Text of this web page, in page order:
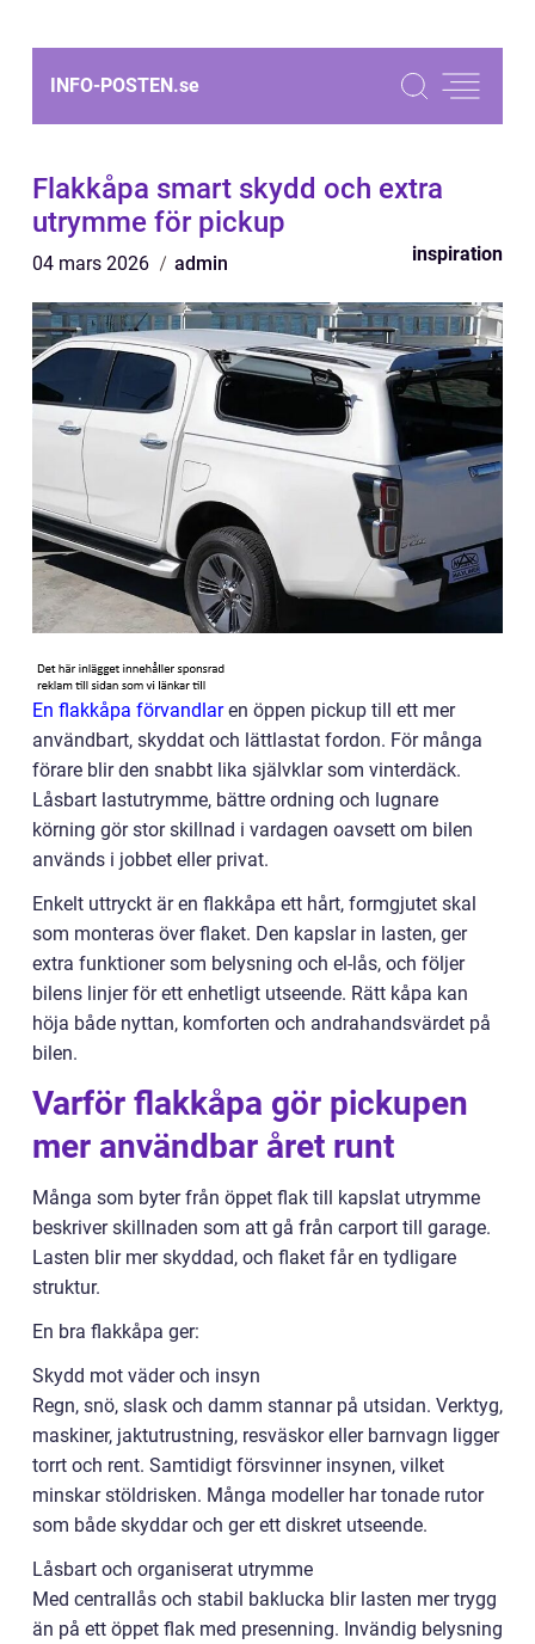
INFO-POSTEN.se
Flakkåpa smart skydd och extra
utrymme för pickup
04 mars 2026 admin inspiration
En flakkåpa förvandlaren öppen pickup till ett mer
användbart, skyddat och lättlastat fordon. För många
förare blir den snabbt lika självklar som vinterdäck.
Låsbart lastutrymme, bättre ordning och lugnare
körning gör stor skillnad i vardagen oavsett om bilen
används i jobbet eller privat.
Enkelt uttryckt är en flakkåpa ett hårt, formgjutet skal
som monteras över flaket. Den kapslar in lasten, ger
extra funktioner som belysning och el-lås, och följer
bilens linjer för ett enhetligt utseende. Rätt kåpa kan
höja både nyttan, komforten och andrahandsvärdet på
bilen.
Varför flakkåpa gör pickupen
mer användbar året runt
Många som byter från öppet flak till kapslat utrymme
beskriver skillnaden som att gå från carport till garage.
Lasten blir mer skyddad, och flaket får en tydligare
struktur.
En bra flakkåpa ger:
Skydd mot väder och insyn
Regn, snö, slask och damm stannar på utsidan. Verktyg,
maskiner, jaktutrustning, resväskor eller barnvagn ligger
torrt och rent. Samtidigt försvinner insynen, vilket
minskar stöldrisken. Många modeller har tonade rutor
som både skyddar och ger ett diskret utseende.
Låsbart och organiserat utrymme
Med centrallås och stabil baklucka blir lasten mer trygg
än på ett öppet flak med presenning. Invändig belysning